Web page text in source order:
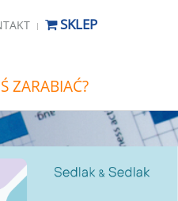
SKLEP
ZARABIAĆ?